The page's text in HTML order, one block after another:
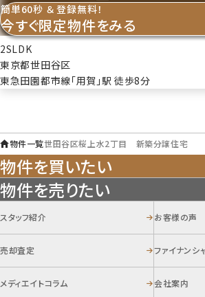
次回更新予定日
2026年08月01日
簡単60秒 ＆ 登録無料！
今すぐ限定物件をみる
2SLDK
東京都世田谷区
東急田園都市線「用賀」駅 徒歩8分
物件一覧世田谷区桜上水2丁目 新築分譲住宅
物件を買いたい
物件を売りたい
スタッフ紹介 お客様の声
売却査定 ファイナンシ
メディエイトコラム 会社案内